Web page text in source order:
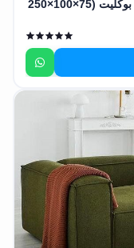
كنبة ركنة مودرن خشب زان طبيعي وقماش بوكليت (75×100×250